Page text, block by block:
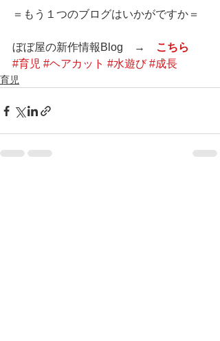
＝もう１つのブログはいかがですか＝
ぼぼ屋の新作情報Blog　→
こちら
#育児 #ヘアカット #水遊び #成長
育児